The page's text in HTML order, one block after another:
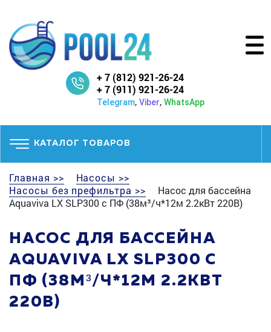
+ 7 (812) 921-26-24
+ 7 (911) 921-26-24
Telegram, Viber, WhatsApp
КАТАЛОГ ТОВАРОВ
Главная >>
Насосы >>
Насосы без префильтра >>
Насос для бассейна
Aquaviva LX SLP300 с ПФ (38м³/ч*12м 2.2кВт 220В)
НАСОС ДЛЯ БАССЕЙНА
AQUAVIVA LX SLP300 С
ПФ (38М³/Ч*12М 2.2КВТ
220В)